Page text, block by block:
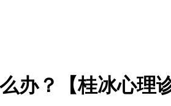
办？【桂冰心理